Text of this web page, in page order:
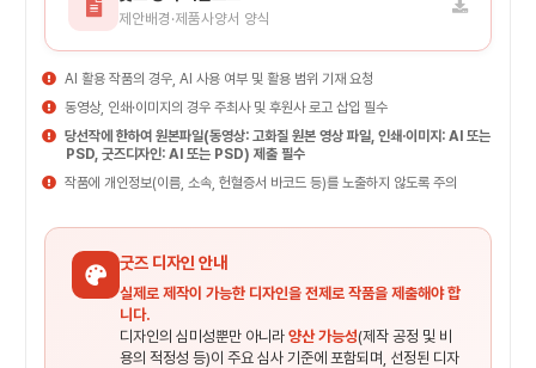
제안배경·제품사양서 양식
AI 활용 작품의 경우, AI 사용 여부 및 활용 범위 기재 요청
동영상, 인쇄·이미지의 경우 주최사 및 후원사 로고 삽입 필수
당선작에 한하여 원본파일(동영상: 고화질 원본 영상 파일, 인쇄·이미지: AI 또는
PSD, 굿즈디자인: AI 또는 PSD) 제출 필수
작품에 개인정보(이름, 소속, 헌혈증서 바코드 등)를 노출하지 않도록 주의
굿즈 디자인 안내
실제로 제작이 가능한 디자인을 전제로 작품을 제출해야 합
니다.
디자인의 심미성뿐만 아니라양산 가능성(제작 공정 및 비
용의 적정성 등)이 주요 심사 기준에 포함되며, 선정된 디자